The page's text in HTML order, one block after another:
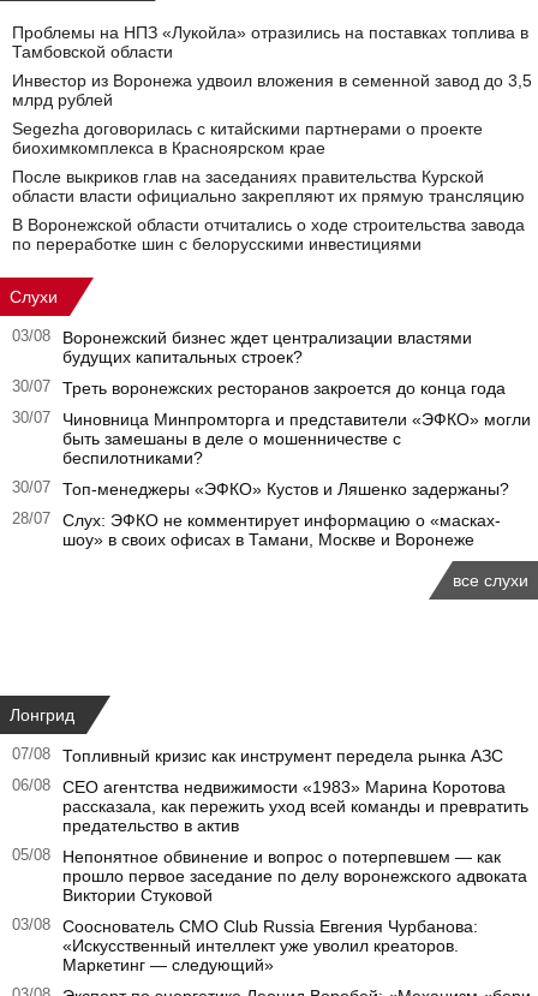
Проблемы на НПЗ «Лукойла» отразились на поставках топлива в
Тамбовской области
Инвестор из Воронежа удвоил вложения в семенной завод до 3,5
млрд рублей
Segezha договорилась с китайскими партнерами о проекте
биохимкомплекса в Красноярском крае
После выкриков глав на заседаниях правительства Курской
области власти официально закрепляют их прямую трансляцию
В Воронежской области отчитались о ходе строительства завода
по переработке шин с белорусскими инвестициями
Слухи
03/08
Воронежский бизнес ждет централизации властями
будущих капитальных строек?
30/07 Треть воронежских ресторанов закроется до конца года
30/07
Чиновница Минпромторга и представители «ЭФКО» могли
быть замешаны в деле о мошенничестве с
беспилотниками?
30/07 Топ-менеджеры «ЭФКО» Кустов и Ляшенко задержаны?
28/07
Слух: ЭФКО не комментирует информацию о «масках-
шоу» в своих офисах в Тамани, Москве и Воронеже
все слухи
Лонгрид
07/08 Топливный кризис как инструмент передела рынка АЗС
06/08
CEO агентства недвижимости «1983» Марина Коротова
рассказала, как пережить уход всей команды и превратить
предательство в актив
05/08
Непонятное обвинение и вопрос о потерпевшем — как
прошло первое заседание по делу воронежского адвоката
Виктории Стуковой
03/08
Сооснователь CMO Club Russia Евгения Чурбанова:
«Искусственный интеллект уже уволил креаторов.
Маркетинг — следующий»